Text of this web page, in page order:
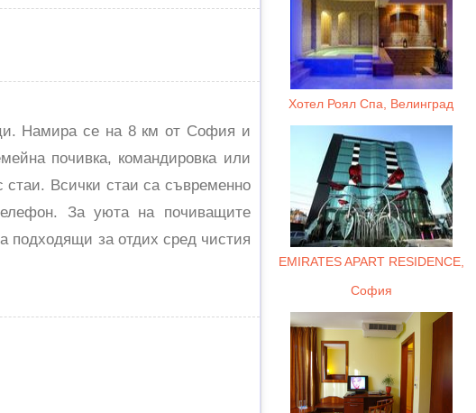
Намира се на 8 км от София и
почивка, командировка или
стаи. Всички стаи са съвременно
За уюта на почиващите
подходящи за отдих сред чистия
Хотел Роял Спа, Велинград
EMIRATES APART RESIDENCE,
София